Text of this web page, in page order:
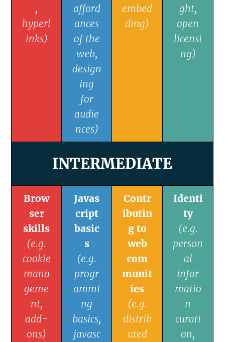
,
hyperl
inks)
afford
ances
of the
web,
design
ing
for
audie
nces)
embed
ding)
ght,
open
licensi
ng)
INTERMEDIATE
Brow
ser
skills
(e.g.
cookie
mana
geme
nt,
add-
ons)
Javas
cript
basic
s
(e.g.
progr
ammi
ng
basics,
javasc
Contr
ibutin
g to
web
com
munit
ies
(e.g.
distrib
uted
Identi
ty
(e.g.
person
al
infor
matio
n
curati
on,